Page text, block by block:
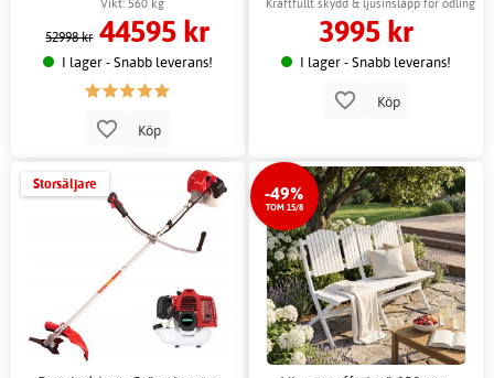
Vikt: 560 kg
52998 kr 44595 kr
I lager - Snabb leverans!
Köp
Kraftfullt skydd & ljusinsläpp för odling
3995 kr
I lager - Snabb leverans!
Köp
Storsäljare -49%
TOM 15/8